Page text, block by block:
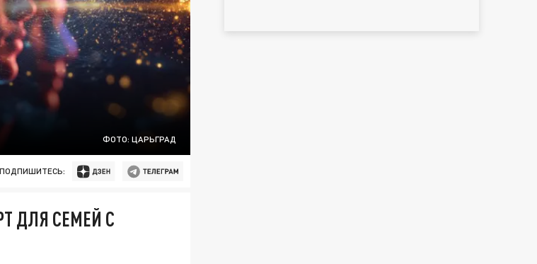
ФОТО: ЦАРЬГРАД
ПОДПИШИТЕСЬ:
ДЛЯ СЕМЕЙ С